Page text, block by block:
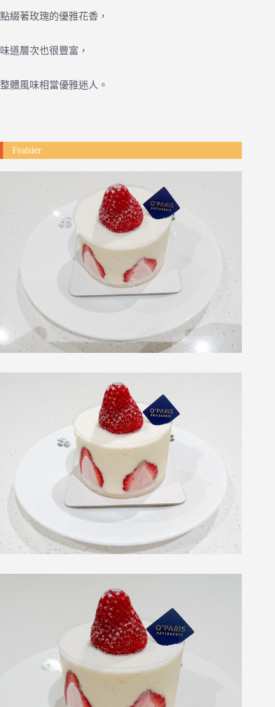
點綴著玫瑰的優雅花香，
味道層次也很豐富，
整體風味相當優雅迷人。
Fraisier